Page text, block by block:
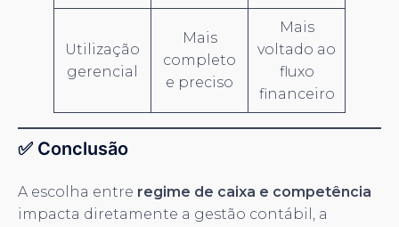
Utilização
gerencial
Mais
completo
e preciso
Mais
voltado ao
fluxo
financeiro
✅ Conclusão
A escolha entre regime de caixa e competência
impacta diretamente a gestão contábil, a